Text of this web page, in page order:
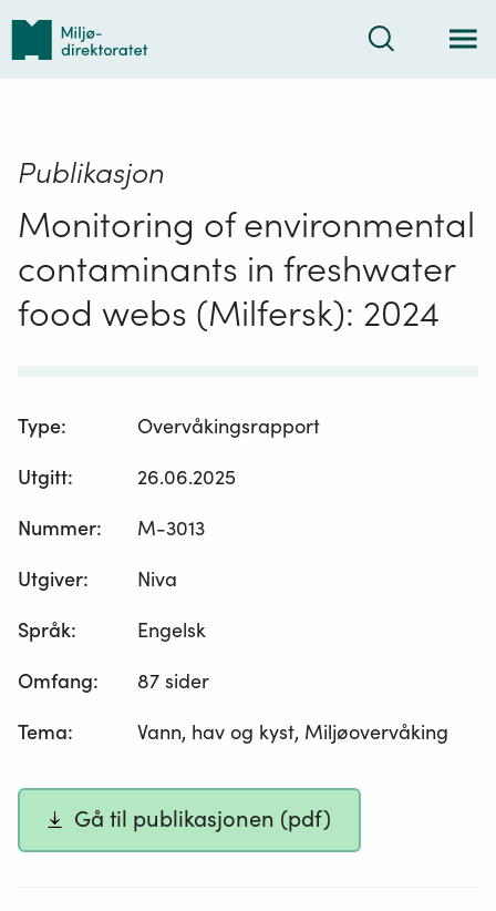
Tilbake
forsiden
Søk
Publikasjon
Monitoring of environmental
contaminants in freshwater
food webs (Milfersk): 2024
Type:
Overvåkingsrapport
Utgitt:
26.06.2025
Nummer:
M-3013
Utgiver:
Niva
Språk:
Engelsk
Omfang:
87 sider
Tema: Vann, hav og kyst, Miljøovervåking
Gå til publikasjonen (pdf)